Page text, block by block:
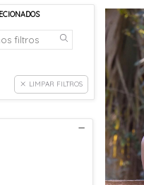
LIMPAR FILTROS